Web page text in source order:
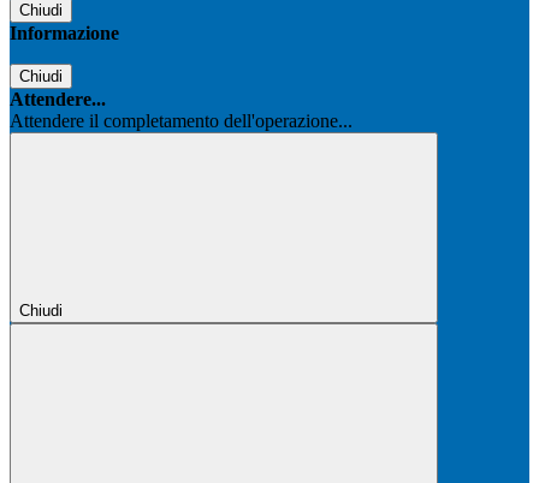
Chiudi
Informazione
Chiudi
Attendere...
Attendere il completamento dell'operazione...
Chiudi